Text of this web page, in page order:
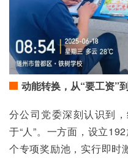
动能转换，从“要工资”
分公司党委深刻认识到
于“人”。一方面，设立
个专项奖励池，实行即时